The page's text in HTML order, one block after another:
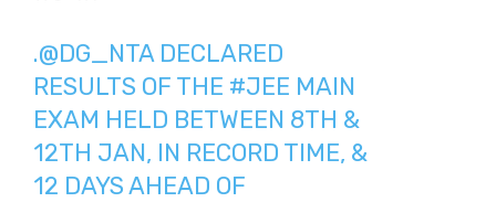
.@DG_NTADECLARED
RESULTS OF THE #JEE MAIN
EXAM HELD BETWEEN 8TH &
12TH JAN, IN RECORD TIME, &
12 DAYS AHEAD OF